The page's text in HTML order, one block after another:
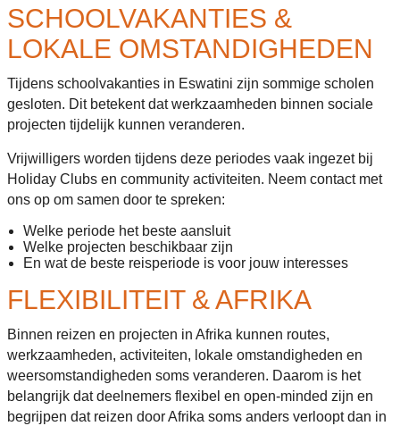
SCHOOLVAKANTIES &
LOKALE OMSTANDIGHEDEN
Tijdens schoolvakanties in Eswatini zijn sommige scholen
gesloten. Dit betekent dat werkzaamheden binnen sociale
projecten tijdelijk kunnen veranderen.
Vrijwilligers worden tijdens deze periodes vaak ingezet bij
Holiday Clubs en community activiteiten. Neem contact met
ons op om samen door te spreken:
Welke periode het beste aansluit
Welke projecten beschikbaar zijn
En wat de beste reisperiode is voor jouw interesses
FLEXIBILITEIT & AFRIKA
Binnen reizen en projecten in Afrika kunnen routes,
werkzaamheden, activiteiten, lokale omstandigheden en
weersomstandigheden soms veranderen. Daarom is het
belangrijk dat deelnemers flexibel en open-minded zijn en
begrijpen dat reizen door Afrika soms anders verloopt dan in